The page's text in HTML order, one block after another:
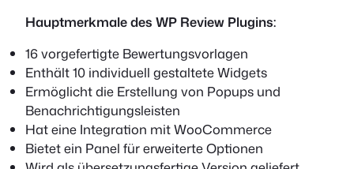
Hauptmerkmale des WP Review Plugins:
16 vorgefertigte Bewertungsvorlagen
Enthält 10 individuell gestaltete Widgets
Ermöglicht die Erstellung von Popups und
Benachrichtigungsleisten
Hat eine Integration mit WooCommerce
Bietet ein Panel für erweiterte Optionen